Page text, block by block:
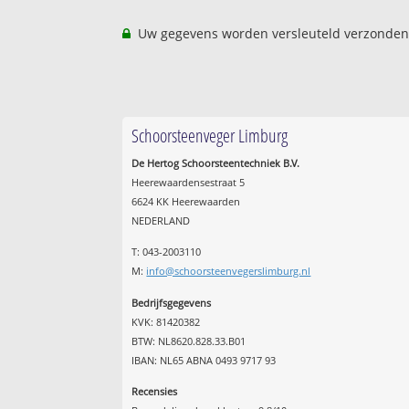
Uw gegevens worden versleuteld
Schoorsteenveger Limburg
De Hertog Schoorsteentechniek B.V.
Heerewaardensestraat 5
6624 KK Heerewaarden
NEDERLAND
T: 043-2003110
M: info@schoorsteenvegerslimburg.nl
Bedrijfsgegevens
KVK: 81420382
BTW: NL8620.828.33.B01
IBAN: NL65 ABNA 0493 9717 93
Recensies